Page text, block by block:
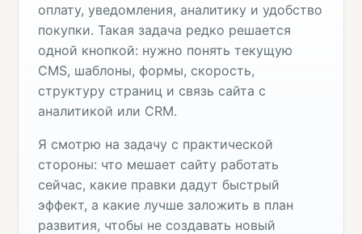
оплату, уведомления, аналитику и удобство
покупки. Такая задача редко решается
одной кнопкой: нужно понять текущую
CMS, шаблоны, формы, скорость,
структуру страниц и связь сайта с
аналитикой или CRM.
Я смотрю на задачу с практической
стороны: что мешает сайту работать
сейчас, какие правки дадут быстрый
эффект, а какие лучше заложить в план
развития, чтобы не создавать новый